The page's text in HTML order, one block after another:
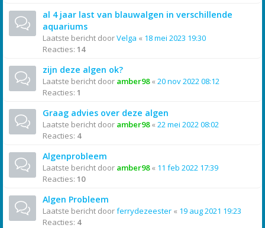
al 4 jaar last van blauwalgen in verschillende
aquariums
Laatste bericht doorVelga « 18 mei 2023 19:30
Reacties: 14
zijn deze algen ok?
Laatste bericht door amber98« 20 nov 2022 08:12
Reacties: 1
Graag advies over deze algen
Laatste bericht door amber98« 22 mei 2022 08:02
Reacties: 4
Algenprobleem
Laatste bericht door amber98« 11 feb 2022 17:39
Reacties: 10
Algen Probleem
Laatste bericht doorferrydezeester « 19 aug 2021 19:23
Reacties: 4